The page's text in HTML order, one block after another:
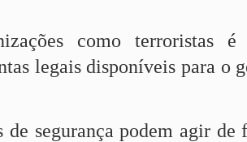
como terroristas é
legais disponíveis para o
de segurança podem agir de